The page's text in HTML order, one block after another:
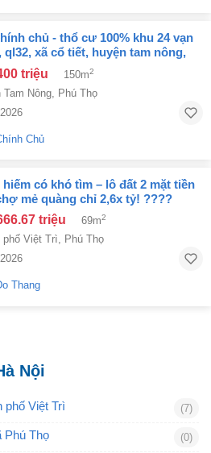
ql32, xã cổ tiết, huyện tam nông,
triệu 150m2
Tam Nông, Phú Thọ
Chủ
hiếm có khó tìm – lô đất 2 mặt tiền
mẻ quàng chỉ 2,6x tỷ! ????
triệu 69m2
phố Việt Trì
Phú Thọ
Thang
Nội
phố Việt Trì (7)
Phú Thọ (0)